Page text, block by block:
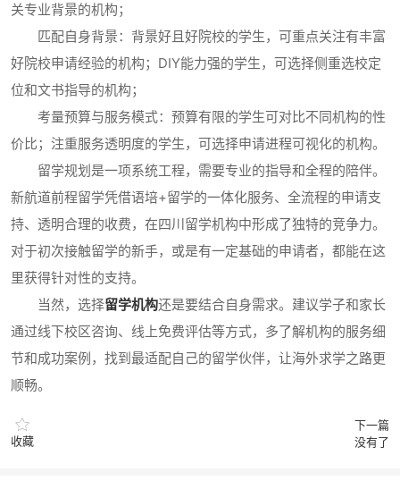
关专业背景的机构；
匹配自身背景：背景好且好院校的学生，可重点关注有丰富
好院校申请经验的机构；DIY能力强的学生，可选择侧重选校定
位和文书指导的机构；
考量预算与服务模式：预算有限的学生可对比不同机构的性
价比；注重服务透明度的学生，可选择申请进程可视化的机构。
留学规划是一项系统工程，需要专业的指导和全程的陪伴。
新航道前程留学凭借语培+留学的一体化服务、全流程的申请支
持、透明合理的收费，在四川留学机构中形成了独特的竞争力。
对于初次接触留学的新手，或是有一定基础的申请者，都能在这
里获得针对性的支持。
当然，选择留学机构还是要结合自身需求。建议学子和家长
通过线下校区咨询、线上免费评估等方式，多了解机构的服务细
节和成功案例，找到最适配自己的留学伙伴，让海外求学之路更
顺畅。
收藏
下一篇
没有了